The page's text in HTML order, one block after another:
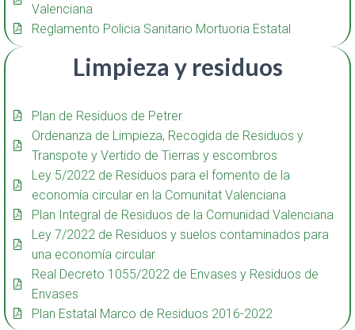
Valenciana
Reglamento Policia Sanitario Mortuoria Estatal
Limpieza y residuos
Plan de Residuos de Petrer
Ordenanza de Limpieza, Recogida de Residuos y
Transpote y Vertido de Tierras y escombros
Ley 5/2022 de Residuos para el fomento de la
economía circular en la Comunitat Valenciana
Plan Integral de Residuos de la Comunidad Valenciana
Ley 7/2022 de Residuos y suelos contaminados para
una economía circular
Real Decreto 1055/2022 de Envases y Residuos de
Envases
Plan Estatal Marco de Residuos 2016-2022